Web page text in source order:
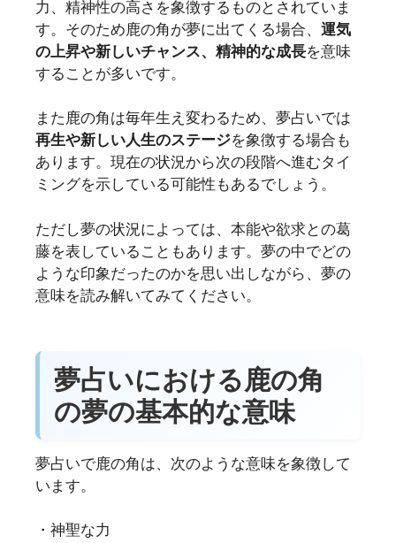
力、精神性の高さを象徴するものとされていま
す。そのため鹿の角が夢に出てくる場合、 運気
の上昇や新しいチャンス、精神的な成長を意味
することが多いです。
また鹿の角は毎年生え変わるため、夢占いでは
再生や新しい人生のステージを象徴する場合も
あります。現在の状況から次の段階へ進むタイ
ミングを示している可能性もあるでしょう。
ただし夢の状況によっては、本能や欲求との葛
藤を表していることもあります。夢の中でどの
ような印象だったのかを思い出しながら、夢の
意味を読み解いてみてください。
夢占いにおける鹿の角
の夢の基本的な意味
夢占いで鹿の角は、次のような意味を象徴して
います。
・神聖な力